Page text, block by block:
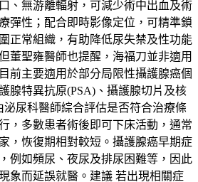
、無游離輻射，可減少術中出血及術
彈性；配合即時影像定位，可精準鎖
正常組織，有助降低尿失禁及性功能
董聖雍醫師也提醒，海福刀並非適用
前主要適用於部分局限性攝護腺癌個
腺特異抗原(PSA)、攝護腺切片及核
尿科醫師綜合評估是否符合治療條
，多數患者術後即可下床活動，通常
，恢復期相對較短。攝護腺癌早期症
例如頻尿、夜尿及排尿困難等，因此
象而延誤就醫。建議 若出現相關症